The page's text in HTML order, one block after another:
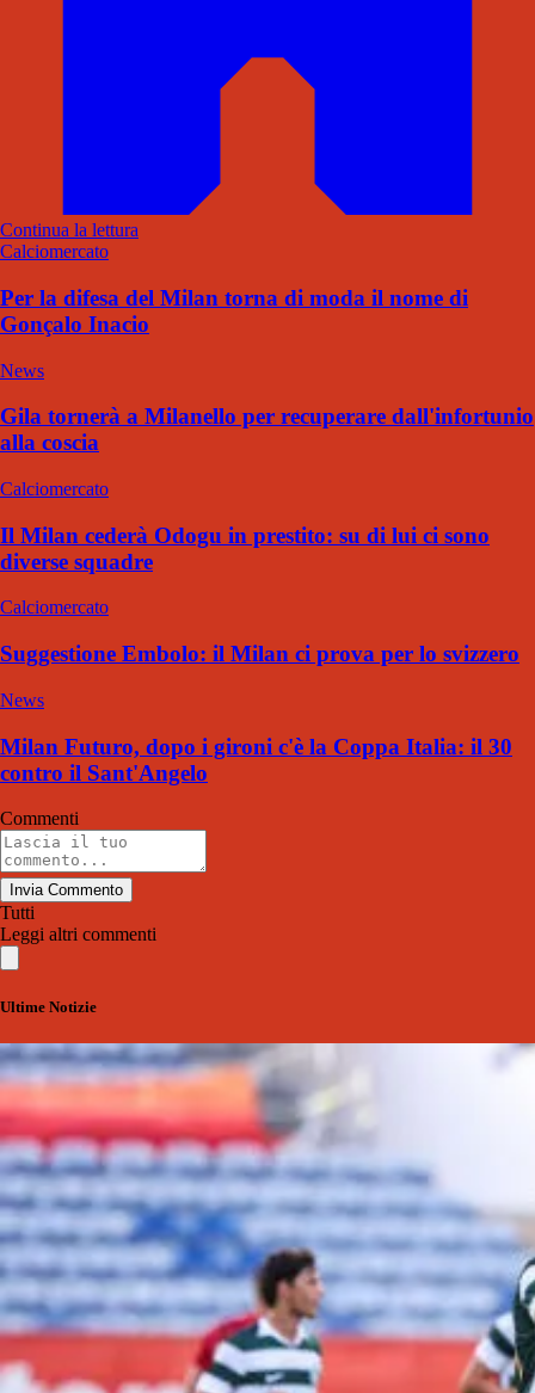
Continua la lettura
Calciomercato
Per la difesa del Milan torna di moda il nome di
Gonçalo Inacio
News
Gila tornerà a Milanello per recuperare dall'infortunio
alla coscia
Calciomercato
Il Milan cederà Odogu in prestito: su di lui ci sono
diverse squadre
Calciomercato
Suggestione Embolo: il Milan ci prova per lo svizzero
News
Milan Futuro, dopo i gironi c'è la Coppa Italia: il 30
contro il Sant'Angelo
Commenti
Invia Commento
Tutti
Leggi altri commenti
Ultime Notizie